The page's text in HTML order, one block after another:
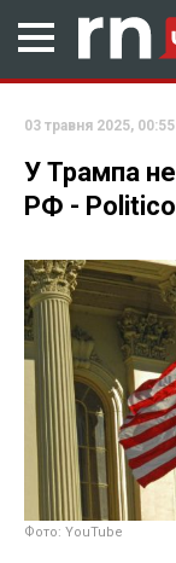
03 травня 2025, 00:55
У Трампа
РФ - Politico
Фото: YouTube